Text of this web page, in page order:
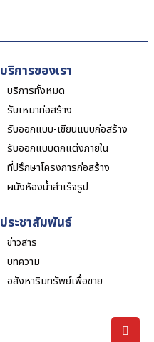
บริการของเรา
บริการทั้งหมด
รับเหมาก่อสร้าง
รับออกแบบ-เขียนแบบก่อสร้าง
รับออกแบบตกแต่งภายใน
ที่ปรึกษาโครงการก่อสร้าง
ผนังห้องน้ำสำเร็จรูป
ประชาสัมพันธ์
ข่าวสาร
บทความ
อสังหาริมทรัพย์เพื่อขาย